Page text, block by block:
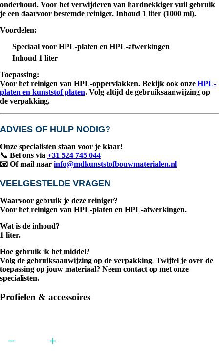
onderhoud. Voor het verwijderen van hardnekkiger vuil gebruik
je een daarvoor bestemde reiniger. Inhoud 1 liter (1000 ml).
Voordelen:
Speciaal voor HPL-platen en HPL-afwerkingen
Inhoud 1 liter
Toepassing:
Voor het reinigen van HPL-oppervlakken. Bekijk ook onze HPL-
platen en kunststof platen. Volg altijd de gebruiksaanwijzing op
de verpakking.
ADVIES OF HULP NODIG?
Onze specialisten staan voor je klaar!
📞 Bel ons via +31 524 745 044
📧 Of mail naar info@mdkunststofbouwmaterialen.nl
VEELGESTELDE VRAGEN
Waarvoor gebruik je deze reiniger?
Voor het reinigen van HPL-platen en HPL-afwerkingen.
Wat is de inhoud?
1 liter.
Hoe gebruik ik het middel?
Volg de gebruiksaanwijzing op de verpakking. Twijfel je over de
toepassing op jouw materiaal? Neem contact op met onze
specialisten.
Profielen & accessoires